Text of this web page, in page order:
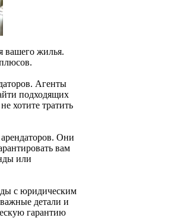
вашего жилья.
Агенты
подходящих
хотите тратить
Они
вам
или
с юридическим
детали и
гарантию